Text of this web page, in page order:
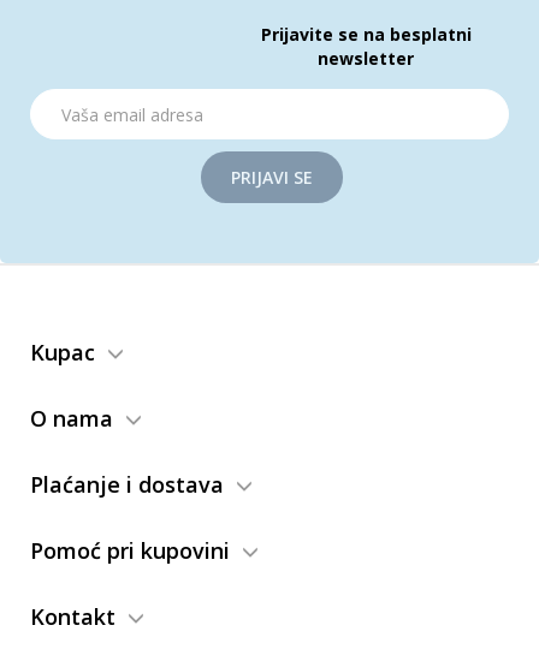
Prijavite se na besplatni
newsletter
PRIJAVI SE
Kupac
O nama
Plaćanje i dostava
Pomoć pri kupovini
Kontakt